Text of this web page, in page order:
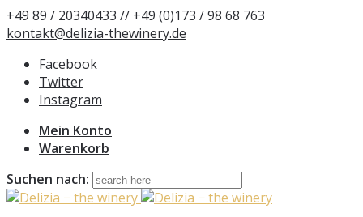
+49 89 / 20340433 // +49 (0)173 / 98 68 763
kontakt@delizia-thewinery.de
Facebook
Twitter
Instagram
Mein Konto
Warenkorb
Suchen nach: